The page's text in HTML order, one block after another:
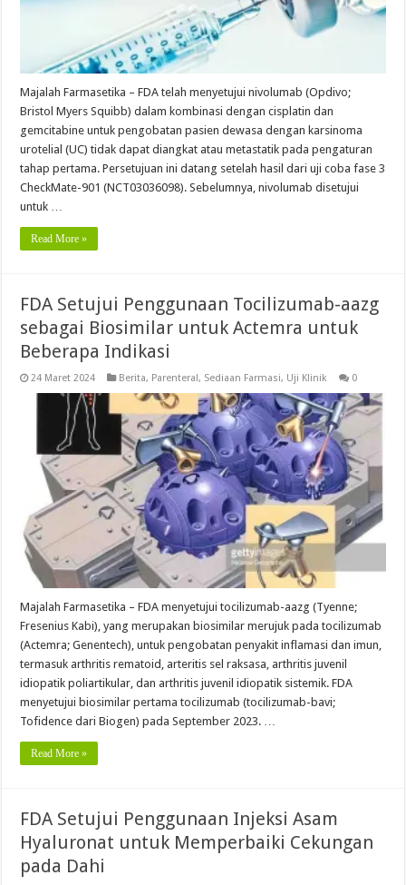
Majalah Farmasetika – FDA telah menyetujui nivolumab (Opdivo;
Bristol Myers Squibb) dalam kombinasi dengan cisplatin dan
gemcitabine untuk pengobatan pasien dewasa dengan karsinoma
urotelial (UC) tidak dapat diangkat atau metastatik pada pengaturan
tahap pertama. Persetujuan ini datang setelah hasil dari uji coba fase 3
CheckMate-901 (NCT03036098). Sebelumnya, nivolumab disetujui
untuk …
Read More »
FDA Setujui Penggunaan Tocilizumab-aazg
sebagai Biosimilar untuk Actemra untuk
Beberapa Indikasi
24 Maret 2024 Berita, Parenteral, Sediaan Farmasi, Uji Klinik 0
Majalah Farmasetika – FDA menyetujui tocilizumab-aazg (Tyenne;
Fresenius Kabi), yang merupakan biosimilar merujuk pada tocilizumab
(Actemra; Genentech), untuk pengobatan penyakit inflamasi dan imun,
termasuk arthritis rematoid, arteritis sel raksasa, arthritis juvenil
idiopatik poliartikular, dan arthritis juvenil idiopatik sistemik. FDA
menyetujui biosimilar pertama tocilizumab (tocilizumab-bavi;
Tofidence dari Biogen) pada September 2023. …
Read More »
FDA Setujui Penggunaan Injeksi Asam
Hyaluronat untuk Memperbaiki Cekungan
pada Dahi